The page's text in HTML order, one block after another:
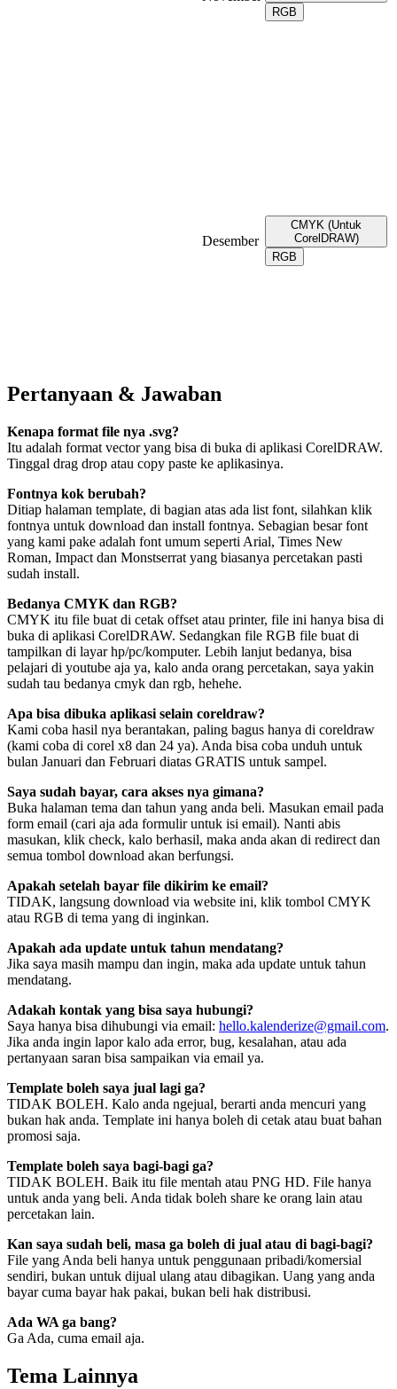
RGB
Desember
CMYK (Untuk
CorelDRAW)
RGB
Pertanyaan & Jawaban
Kenapa format file nya .svg?
Itu adalah format vector yang bisa di buka di aplikasi CorelDRAW.
Tinggal drag drop atau copy paste ke aplikasinya.
Fontnya kok berubah?
Ditiap halaman template, di bagian atas ada list font, silahkan klik
fontnya untuk download dan install fontnya. Sebagian besar font
yang kami pake adalah font umum seperti Arial, Times New
Roman, Impact dan Monstserrat yang biasanya percetakan pasti
sudah install.
Bedanya CMYK dan RGB?
CMYK itu file buat di cetak offset atau printer, file ini hanya bisa di
buka di aplikasi CorelDRAW. Sedangkan file RGB file buat di
tampilkan di layar hp/pc/komputer. Lebih lanjut bedanya, bisa
pelajari di youtube aja ya, kalo anda orang percetakan, saya yakin
sudah tau bedanya cmyk dan rgb, hehehe.
Apa bisa dibuka aplikasi selain coreldraw?
Kami coba hasil nya berantakan, paling bagus hanya di coreldraw
(kami coba di corel x8 dan 24 ya). Anda bisa coba unduh untuk
bulan Januari dan Februari diatas GRATIS untuk sampel.
Saya sudah bayar, cara akses nya gimana?
Buka halaman tema dan tahun yang anda beli. Masukan email pada
form email (cari aja ada formulir untuk isi email). Nanti abis
masukan, klik check, kalo berhasil, maka anda akan di redirect dan
semua tombol download akan berfungsi.
Apakah setelah bayar file dikirim ke email?
TIDAK, langsung download via website ini, klik tombol CMYK
atau RGB di tema yang di inginkan.
Apakah ada update untuk tahun mendatang?
Jika saya masih mampu dan ingin, maka ada update untuk tahun
mendatang.
Adakah kontak yang bisa saya hubungi?
Saya hanya bisa dihubungi via email: hello.kalenderize@gmail.com.
Jika anda ingin lapor kalo ada error, bug, kesalahan, atau ada
pertanyaan saran bisa sampaikan via email ya.
Template boleh saya jual lagi ga?
TIDAK BOLEH. Kalo anda ngejual, berarti anda mencuri yang
bukan hak anda. Template ini hanya boleh di cetak atau buat bahan
promosi saja.
Template boleh saya bagi-bagi ga?
TIDAK BOLEH. Baik itu file mentah atau PNG HD. File hanya
untuk anda yang beli. Anda tidak boleh share ke orang lain atau
percetakan lain.
Kan saya sudah beli, masa ga boleh di jual atau di bagi-bagi?
File yang Anda beli hanya untuk penggunaan pribadi/komersial
sendiri, bukan untuk dijual ulang atau dibagikan. Uang yang anda
bayar cuma bayar hak pakai, bukan beli hak distribusi.
Ada WA ga bang?
Ga Ada, cuma email aja.
Tema Lainnya